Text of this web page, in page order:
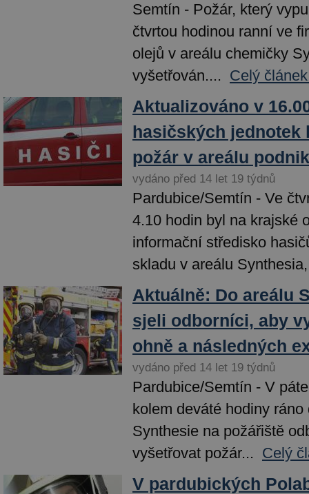
Semtín - Požár, který
čtvrtou hodinou ranní ve
olejů v areálu chemičky
vyšetřován.... Celý
Aktualizováno v
hasičských jednotek
požár v areálu
vydáno před 14 let 19 týdnů
Pardubice/Semtín - Ve
4.10 hodin byl na krajské
informační středisko
skladu v areálu
Aktuálně: Do areálu
sjeli odborníci, aby
ohně a následných
vydáno před 14 let 19 týdnů
Pardubice/Semtín - V
kolem deváté hodiny
Synthesie na požářiště
vyšetřovat požár... Celý
V pardubických